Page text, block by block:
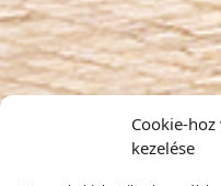
Cookie-
kezelése